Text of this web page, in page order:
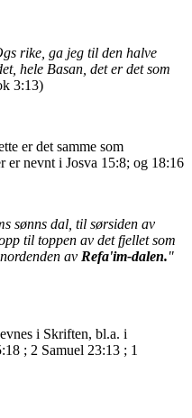
rike, ga jeg til den halve
hele Basan, det er det som
3:13)
er det samme som
er nevnt i Josva 15:8; og 18:16
sønns dal, til sørsiden av
til toppen av det fjellet som
av Refa'im-dalen."
i Skriften, bl.a. i
; 2 Samuel 23:13 ; 1